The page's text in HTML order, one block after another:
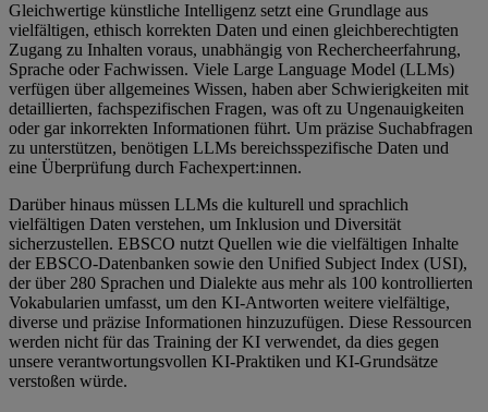
Gleichwertige künstliche Intelligenz setzt eine Grundlage aus
vielfältigen, ethisch korrekten Daten und einen gleichberechtigten
Zugang zu Inhalten voraus, unabhängig von Rechercheerfahrung,
Sprache oder Fachwissen. Viele Large Language Model (LLMs)
verfügen über allgemeines Wissen, haben aber Schwierigkeiten mit
detaillierten, fachspezifischen Fragen, was oft zu Ungenauigkeiten
oder gar inkorrekten Informationen führt. Um präzise Suchabfragen
zu unterstützen, benötigen LLMs bereichsspezifische Daten und
eine Überprüfung durch Fachexpert:innen.
Darüber hinaus müssen LLMs die kulturell und sprachlich
vielfältigen Daten verstehen, um Inklusion und Diversität
sicherzustellen. EBSCO nutzt Quellen wie die vielfältigen Inhalte
der EBSCO-Datenbanken sowie den Unified Subject Index (USI),
der über 280 Sprachen und Dialekte aus mehr als 100 kontrollierten
Vokabularien umfasst, um den KI-Antworten weitere vielfältige,
diverse und präzise Informationen hinzuzufügen. Diese Ressourcen
werden nicht für das Training der KI verwendet, da dies gegen
unsere verantwortungsvollen KI-Praktiken und KI-Grundsätze
verstoßen würde.